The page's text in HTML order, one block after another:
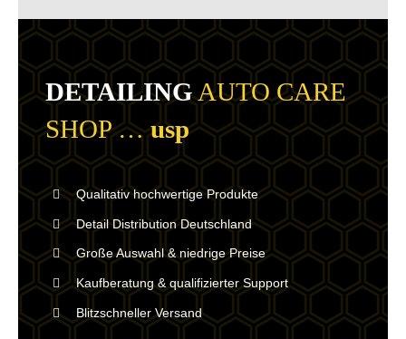
DETAILINGAUTO CARE
SHOP …usp
Qualitativ hochwertige Produkte
Detail Distribution Deutschland
Große Auswahl & niedrige Preise
Kaufberatung & qualifizierter Support
Blitzschneller Versand